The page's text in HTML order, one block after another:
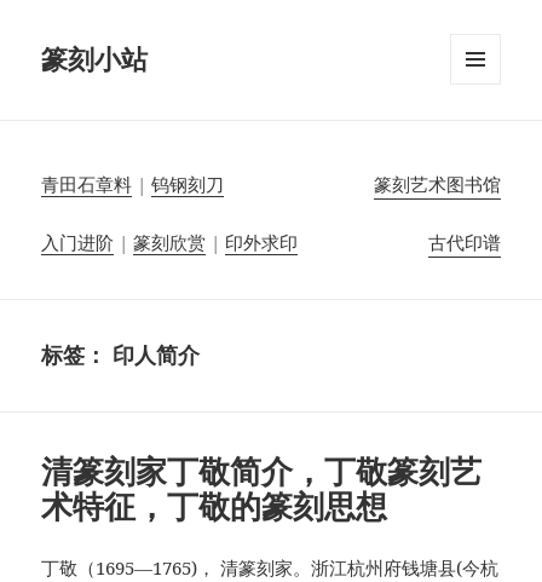
篆刻小站
青田石章料 |钨钢刻刀 篆刻艺术图书馆
入门进阶 |篆刻欣赏 | 印外求印 古代印谱
标签： 印人简介
清篆刻家丁敬简介，丁敬篆刻艺
术特征，丁敬的篆刻思想
丁敬（1695—1765)， 清篆刻家。浙江杭州府钱塘县(今杭